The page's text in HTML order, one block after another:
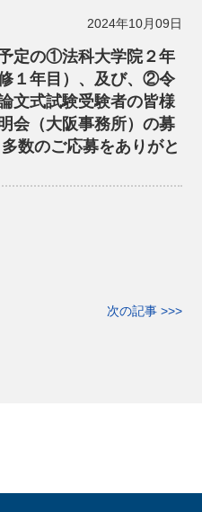
2024年10月09日
定の①法科大学院２年
１年目）、及び、②令
文式試験受験者の皆様
会（大阪事務所）の募
数のご応募をありがと
次の記事 >>>